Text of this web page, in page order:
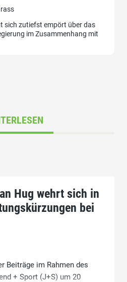
sich zutiefst empört über das
im Zusammenhang mit
Hug wehrt sich in
bei
Beiträge im Rahmen des
+ Sport (J+S) um 20